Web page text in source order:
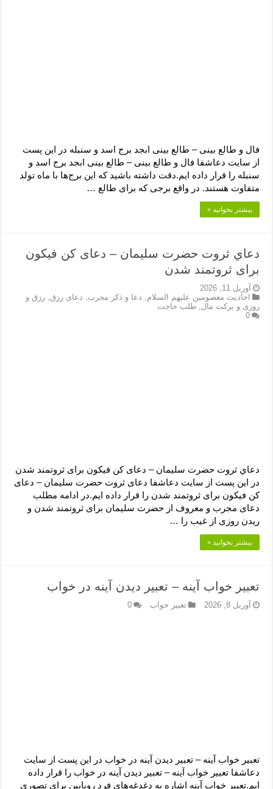
فال و طالع بینی – طالع بینی ابجد برج اسد و سنبله در این پست
از سایت دعاشفا فال و طالع بینی – طالع بینی ابجد برج اسد و
سنبله را قرار داده ایم.دقت داشته باشید که این برج‌ها با ماه تولد
متفاوت هستند. در واقع برجی که برای طالع …
بیشتر بخوانید »
دعاي ثروت حضرت سلیمان – دعای کن فیکون
برای ثروتمند شدن
آوریل 11, 2026
احادیث معصومین علیهم السلام
دعا و ذکر مجرب دعای رزق ,رزق و
روزی و برکت مال ,طلب حاجت
0
دعاي ثروت حضرت سلیمان – دعای کن فیکون برای ثروتمند شدن
در این پست از سایت دعاشفا دعای ثروت حضرت سلیمان – دعای
کن فیکون برای ثروتمند شدن را قرار داده ایم.در ادامه مطلب
دعای مجرب و معروف از حضرت سلیمان برای ثروتمند شدن و
ریدن روزی از غیب را …
بیشتر بخوانید »
تعبیر خواب آینه – تعبیر دیدن آینه در خواب
آوریل 8, 2026 تعبیر خواب 0
تعبیر خواب آینه – تعبیر دیدن آینه در خواب در این پست از سایت
دعاشفا تعبیر خواب آینه – تعبیر دیدن آینه در خواب را قرار داده
ایم.تعبیر خواب آینه اشاره به دغدغه‌های فرد رویابین برای تصوری